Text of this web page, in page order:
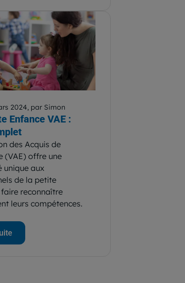
2024, par Simon
Enfance VAE :
des Acquis de
(VAE) offre une
unique aux
de la petite
reconnaître
leurs compétences.